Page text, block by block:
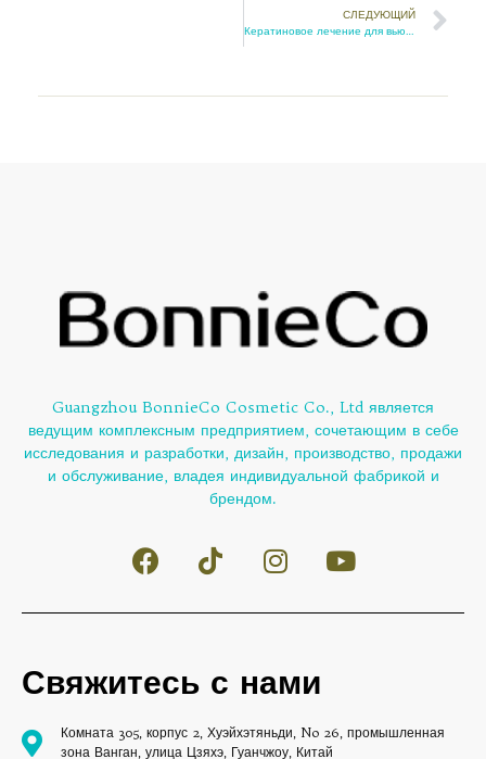
СЛЕДУЮЩИЙ
Guangzhou BonnieCo Cosmetic Co., Ltd является
ведущим комплексным предприятием, сочетающим в себе
исследования и разработки, дизайн, производство, продажи
и обслуживание, владея индивидуальной фабрикой и
брендом.
Свяжитесь с нами
Комната 305, корпус 2, Хуэйхэтяньди, No 26, промышленная
зона Ванган, улица Цзяхэ, Гуанчжоу, Китай